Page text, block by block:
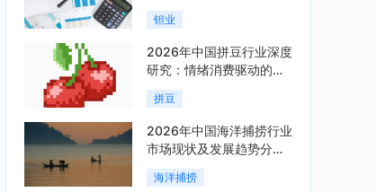
陡峭与供给曲线平缓的博
弈加剧「图」
钽业
2026年中国拼豆行业深度
研究：情绪消费驱动的新
兴手工赛道「图」
拼豆
2026年中国海洋捕捞行业
市场现状及发展趋势分
析：科技赋能与智能化转
型加速「图」
海洋捕捞